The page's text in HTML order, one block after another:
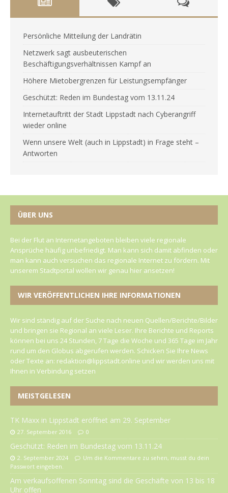
Persönliche Mitteilung der Landrätin
Netzwerk sagt ausbeuterischen
Beschäftigungsverhältnissen Kampf an
Höhere Mietobergrenzen für Leistungsempfänger
Geschützt: Reden im Bundestag vom 13.11.24
Internetauftritt der Stadt Lippstadt nach Cyberangriff
wieder online
Wenn unsere Welt (auch in Lippstadt) in Frage steht –
Antworten
ÜBER UNS
Bei der Flut an Internetangeboten bleiben viele regionale
Ansprüche häufig unbefriedigt. Man kann sich damit abfinden oder
man kann auch versuchen das regionale Internet zu fördern. Mit
unserem Stadtportal wollen wir genau hier ansetzen!
WIR VERÖFFENTLICHEN IHRE INFORMATIONEN
Wir sind ständig auf der Suche nach neuen Quellen/Berichte/Bilder
und bringen sie Regional an viele Leser. Ihre Berichte und Reports
können bei uns 24 Stunden, 7 Tage die Woche und 365 Tage im Jahr
rund um den Globus abgerufen werden. Schicken Sie Ihre News
oder Texte an: redaktion@lippstadt.online und wir werden uns mit
Ihnen in Verbindung setzen
MEISTGELESEN
TK Maxx in Lippstadt eröffnet am 29. September
27. September 2016 0
Geschützt: Reden im Bundestag vom 13.11.24
2. September 2024
Um die Kommentare zu sehen, musst du dein
Passwort eingeben.
Am verkaufsoffenen Sonntag sind die Geschäfte von 13 bis 18
Uhr offen